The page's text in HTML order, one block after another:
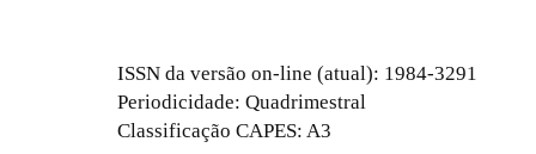
ISSN da versão on-line (atual): 1984-3291
Periodicidade: Quadrimestral
Classificação CAPES: A3